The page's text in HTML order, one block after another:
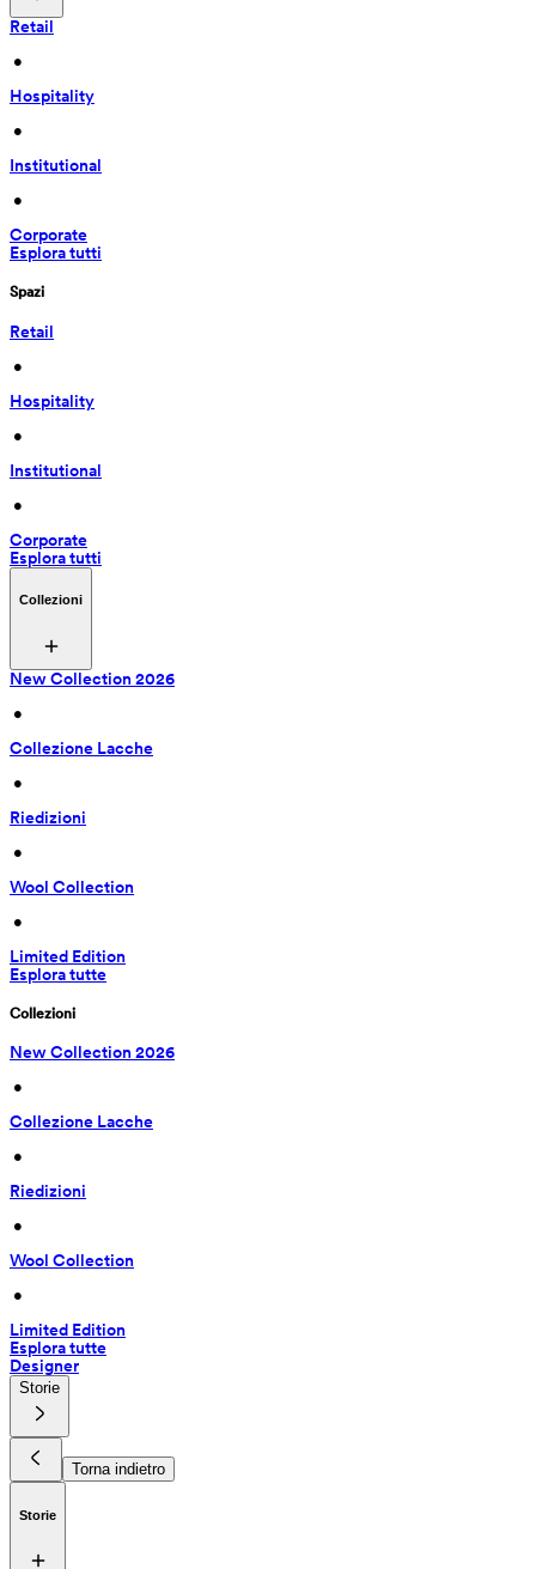
Retail
•
Hospitality
•
Institutional
•
Corporate
Esplora tutti
Spazi
Retail
•
Hospitality
•
Institutional
•
Corporate
Esplora tutti
Collezioni
New Collection 2026
•
Collezione Lacche
•
Riedizioni
•
Wool Collection
•
Limited Edition
Esplora tutte
Collezioni
New Collection 2026
•
Collezione Lacche
•
Riedizioni
•
Wool Collection
•
Limited Edition
Esplora tutte
Designer
Storie
Torna indietro
Storie